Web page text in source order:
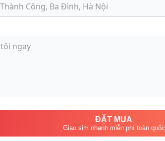
ĐẶT MUA
Giao sim nhanh miễn phí toàn quốc